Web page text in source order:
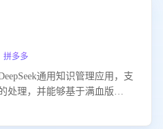
多多
通用知识管理应用，支
处理，并能够基于满血版
利用知识资源。通过该产品，